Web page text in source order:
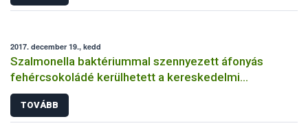
2017. december 19., kedd
Szalmonella baktériummal szennyezett áfonyás
fehércsokoládé kerülhetett a kereskedelmi
forgalomba
TOVÁBB